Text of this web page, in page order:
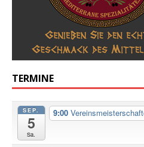
TERMINE
SEP.
5
Sa.
9:00